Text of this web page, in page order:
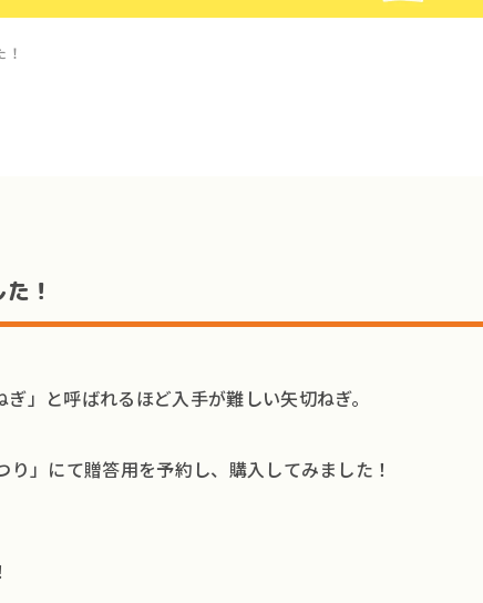
！
」と呼ばれるほど入手が難しい矢切ねぎ。
」にて贈答用を予約し、購入してみました！